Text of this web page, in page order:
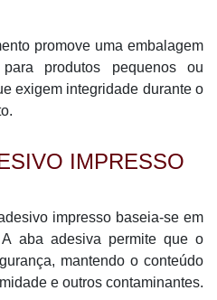
promove uma embalagem
produtos pequenos ou
exigem integridade durante o
IMPRESSO
impresso baseia-se em
aba adesiva permite que o
mantendo o conteúdo
e outros contaminantes.